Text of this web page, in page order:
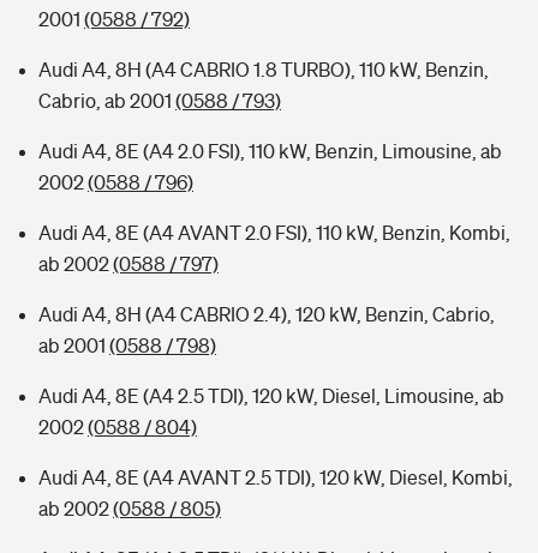
2001 (0588 / 792)
Audi A4, 8H (A4 CABRIO 1.8 TURBO), 110 kW, Benzin,
Cabrio, ab 2001 (0588 / 793)
Audi A4, 8E (A4 2.0 FSI), 110 kW, Benzin, Limousine, ab
2002(0588 / 796)
Audi A4, 8E (A4 AVANT 2.0 FSI), 110 kW, Benzin, Kombi,
ab 2002(0588 / 797)
Audi A4, 8H (A4 CABRIO 2.4), 120 kW, Benzin, Cabrio,
ab 2001 (0588 / 798)
Audi A4, 8E (A4 2.5 TDI), 120 kW, Diesel, Limousine, ab
2002(0588 / 804)
Audi A4, 8E (A4 AVANT 2.5 TDI), 120 kW, Diesel, Kombi,
ab 2002(0588 / 805)